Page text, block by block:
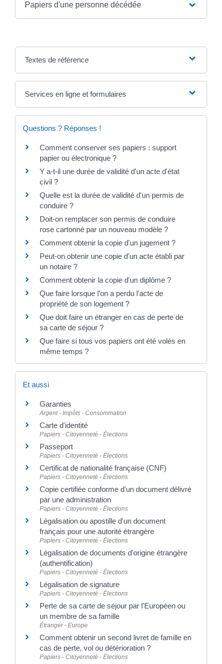
Papiers d'une personne décédée
Textes de référence
Services en ligne et formulaires
Questions ? Réponses !
Comment conserver ses papiers : support
papier ou électronique ?
Y a-t-il une durée de validité d'un acte d'état
civil ?
Quelle est la durée de validité d'un permis de
conduire ?
Doit-on remplacer son permis de conduire
rose cartonné par un nouveau modèle ?
Comment obtenir la copie d'un jugement ?
Peut-on obtenir une copie d'un acte établi par
un notaire ?
Comment obtenir la copie d'un diplôme ?
Que faire lorsque l'on a perdu l'acte de
propriété de son logement ?
Que doit faire un étranger en cas de perte de
sa carte de séjour ?
Que faire si tous vos papiers ont été volés en
même temps ?
Et aussi
Garanties
Argent - Impôts - Consommation
Carte d'identité
Papiers - Citoyenneté - Élections
Passeport
Papiers - Citoyenneté - Élections
Certificat de nationalité française (CNF)
Papiers - Citoyenneté - Élections
Copie certifiée conforme d'un document délivré
par une administration
Papiers - Citoyenneté - Élections
Légalisation ou apostille d'un document
français pour une autorité étrangère
Papiers - Citoyenneté - Élections
Légalisation de documents d'origine étrangère
(authentification)
Papiers - Citoyenneté - Élections
Légalisation de signature
Papiers - Citoyenneté - Élections
Perte de sa carte de séjour par l'Européen ou
un membre de sa famille
Étranger - Europe
Comment obtenir un second livret de famille en
cas de perte, vol ou détérioration ?
Papiers - Citoyenneté - Élections